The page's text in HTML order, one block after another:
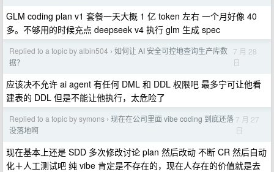
GLM coding plan v1 套餐一天大概 1 亿 token 左右 一个月好像 40
多。不够用的时候充点 deepseek v4 执行 glm 生成 spec
Replied to a topic by albin504 › 如何让 AI 安全可控地查询生产库数
据？
7 月 28
日
应该决不允许 ai agent 有任何 DML 和 DDL 权限吧 最多宁可让他看
建表的 DDL 但是不能让他执行，太危险了
Replied to a topic by symons › 现在在公司里面 vibe coding 到底还落
没落地啊
7 月 27
日
现在基本上还是 SDD 多次修改讨论 plan 然后改动 不断 CR 然后自动
化＋人工测试吧 纯 vibe 肯定是不存在的，现在人存在的价值就是去